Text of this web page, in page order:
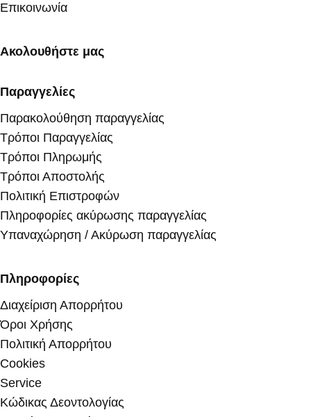
Επικοινωνία
Ακολουθήστε μας
Παραγγελίες
Παρακολούθηση παραγγελίας
Τρόποι Παραγγελίας
Τρόποι Πληρωμής
Τρόποι Αποστολής
Πολιτική Επιστροφών
Πληροφορίες ακύρωσης παραγγελίας
Υπαναχώρηση / Ακύρωση παραγγελίας
Πληροφορίες
Διαχείριση Απορρήτου
Όροι Χρήσης
Πολιτική Απορρήτου
Cookies
Service
Κώδικας Δεοντολογίας